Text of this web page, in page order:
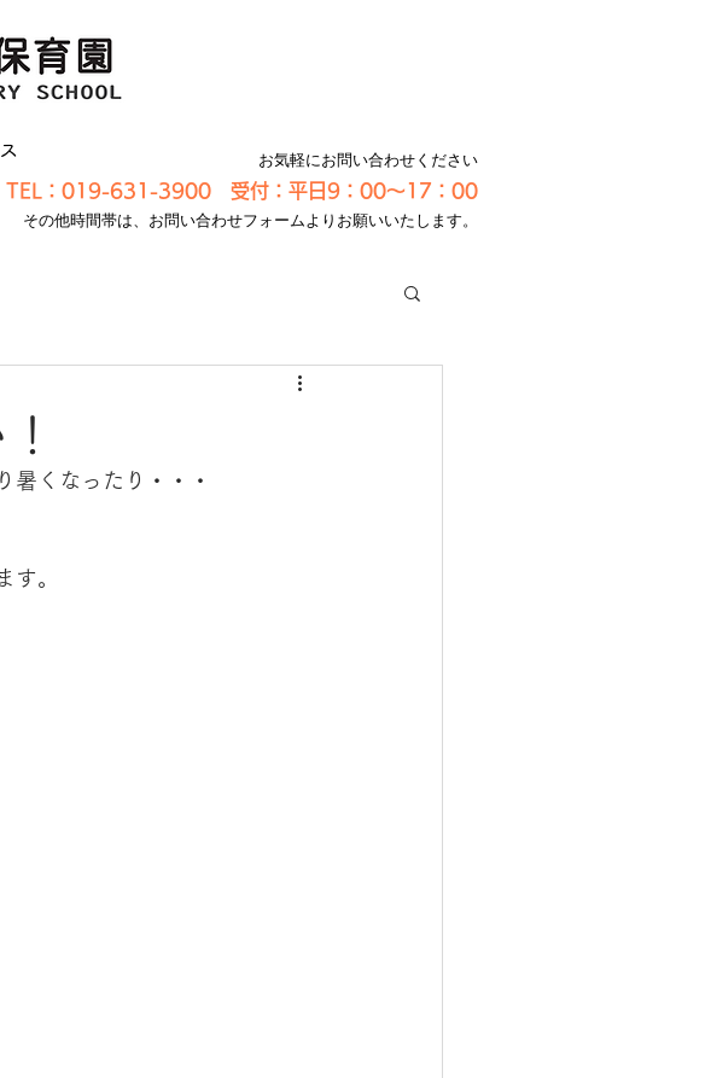
お気軽にお問い合わせください
TEL：019-631-3900 受付：平日9：00～17：00
その他時間帯は、お問い合わせフォームよりお願いいたします。
暑くなったり・・・
す。